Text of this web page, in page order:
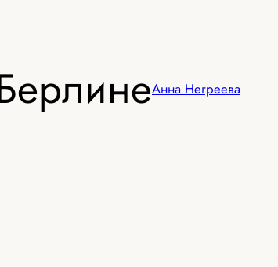
Анна Негреева